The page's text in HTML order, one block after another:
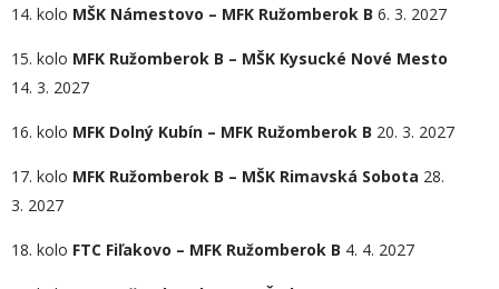
14. kolo MŠK Námestovo – MFK Ružomberok B 6. 3. 2027
15. kolo MFK Ružomberok B – MŠK Kysucké Nové Mesto
14. 3. 2027
16. kolo MFK Dolný Kubín – MFK Ružomberok B 20. 3. 2027
17. kolo MFK Ružomberok B – MŠK Rimavská Sobota 28.
3. 2027
18. kolo FTC Fiľakovo – MFK Ružomberok B 4. 4. 2027